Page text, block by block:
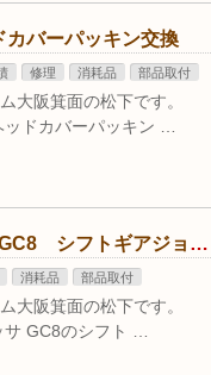
バーパッキン交換
修理 消耗品 部品取付
大阪箕面の松下です。
ドカバーパッキン …
スバル インプレッサ GC8 シフトギアジョイント交換
消耗品 部品取付
大阪箕面の松下です。
GC8のシフト …